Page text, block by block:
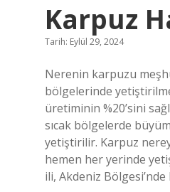
Karpuz
Tarih: Eylül 29, 2024
Nerenin karpuzu
bölgelerinde
üretiminin %20’sini
sıcak bölgelerde
yetiştirilir. Karpuz
hemen her yerinde
ili, Akdeniz